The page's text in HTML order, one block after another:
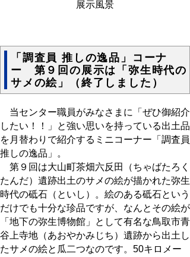
展示風景
「調査員 推しの逸品」コーナ
ー 第９回の展示は「弥生時代の
サメの絵」（終了しました）
当センター職員がみなさまに「ぜひ御紹介
したい！！」と強い思いを持っている出土品
を月替わりで紹介するミニコーナー「調査員
推しの逸品」。
第９回は大山町茶畑六反田（ちゃばたろく
たんだ）遺跡出土のサメの絵が描かれた弥生
時代の砥石（といし）。絵のある砥石という
だけでも十分な珍品ですが、なんとその絵が
「地下の弥生博物館」として有名な鳥取市青
谷上寺地（あおやかみじち）遺跡から出土し
たサメの絵と瓜二つなのです。50キロメー